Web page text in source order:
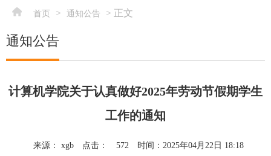
首页 > 通知公告 > 正文
通知公告
计算机学院关于认真做好2025年劳动节假期学生
工作的通知
来源： xgb 点击： 572 时间：2025年04月22日 18:18